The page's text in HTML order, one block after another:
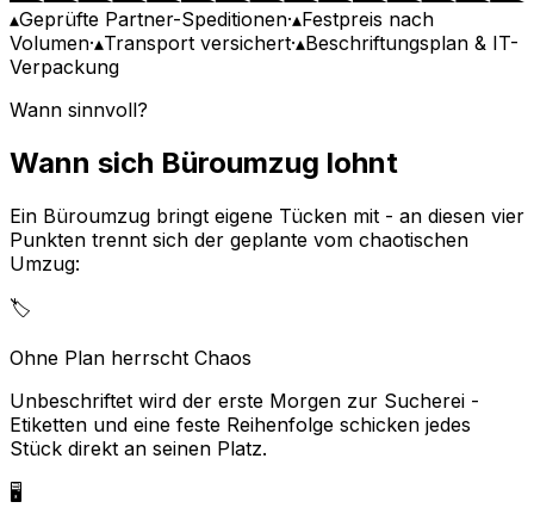
▴Geprüfte Partner-Speditionen·▴Festpreis nach
Volumen·▴Transport versichert·▴Beschriftungsplan & IT-
Verpackung
Wann sinnvoll?
Wann sich Büroumzug lohnt
Ein Büroumzug bringt eigene Tücken mit - an diesen vier
Punkten trennt sich der geplante vom chaotischen
Umzug:
🏷️
Ohne Plan herrscht Chaos
Unbeschriftet wird der erste Morgen zur Sucherei -
Etiketten und eine feste Reihenfolge schicken jedes
Stück direkt an seinen Platz.
🖥️